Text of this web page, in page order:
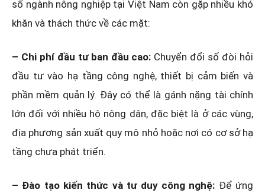
số ngành nông nghiệp tại Việt Nam còn gặp nhiều khó
khăn và thách thức về các mặt:
– Chi phí đầu tư ban đầu cao: Chuyển đổi số đòi hỏi
đầu tư vào hạ tầng công nghệ, thiết bị cảm biến và
phần mềm quản lý. Đây có thể là gánh nặng tài chính
lớn đối với nhiều hộ nông dân, đặc biệt là ở các vùng,
địa phương sản xuất quy mô nhỏ hoặc nơi có cơ sở hạ
tầng chưa phát triển.
– Đào tạo kiến thức và tư duy công nghệ: Để ứng